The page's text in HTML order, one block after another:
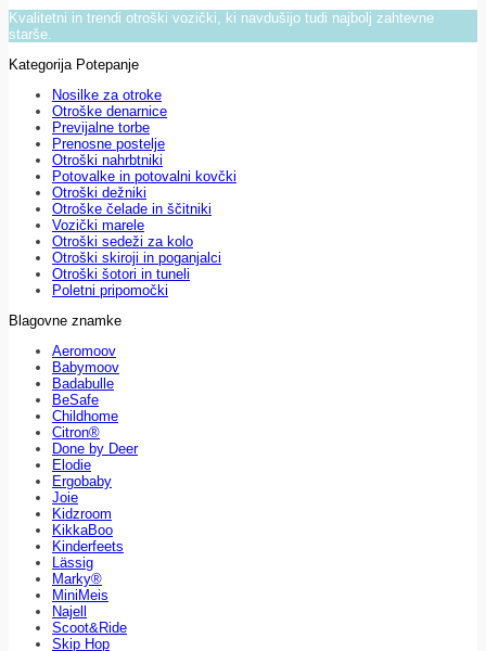
Kvalitetni in trendi otroški vozički, ki navdušijo tudi najbolj zahtevne
starše.
Kategorija Potepanje
Nosilke za otroke
Otroške denarnice
Previjalne torbe
Prenosne postelje
Otroški nahrbtniki
Potovalke in potovalni kovčki
Otroški dežniki
Otroške čelade in ščitniki
Vozički marele
Otroški sedeži za kolo
Otroški skiroji in poganjalci
Otroški šotori in tuneli
Poletni pripomočki
Blagovne znamke
Aeromoov
Babymoov
Badabulle
BeSafe
Childhome
Citron®
Done by Deer
Elodie
Ergobaby
Joie
Kidzroom
KikkaBoo
Kinderfeets
Lässig
Marky®
MiniMeis
Najell
Scoot&Ride
Skip Hop